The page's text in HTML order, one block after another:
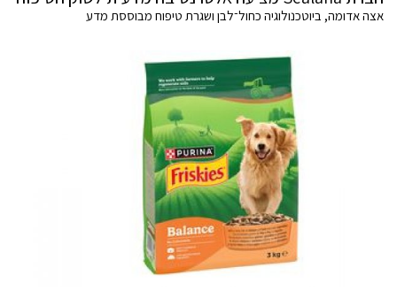
אצה אדומה, ביוטכנולוגיה כחול־לבן ושגרת טיפוח מבוססת מדע